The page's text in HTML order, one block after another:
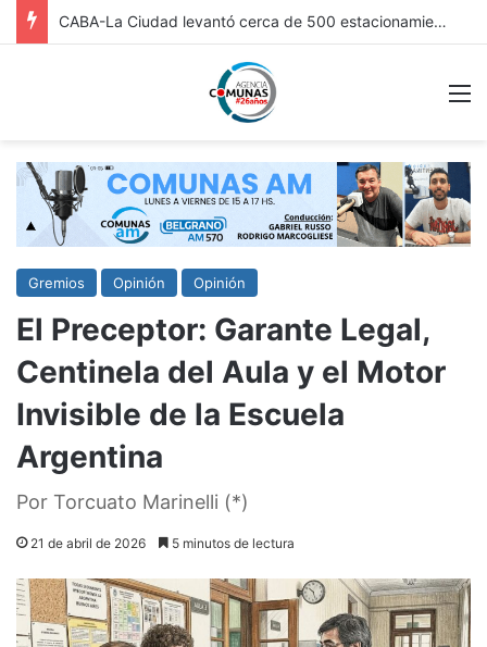
FRICC 2026: EN ITUZAINGÓ ESTÁ ABIERTA LA INSCRIPCIÓN A LAS RONDAS DE VINCULACIÓN PARA ARTESANOS, ARTISTAS Y EMPRENDEDORES CULTURALES
Gremios Opinión Opinión
El Preceptor: Garante Legal,
Centinela del Aula y el Motor
Invisible de la Escuela
Argentina
Por Torcuato Marinelli (*)
21 de abril de 2026 5 minutos de lectura